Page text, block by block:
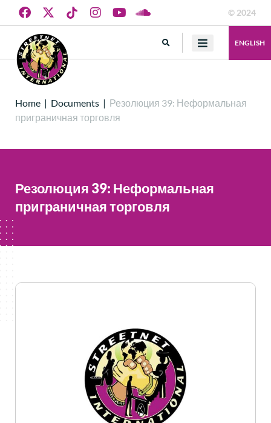
© 2024
ENGLISH
Home | Documents | Резолюция 39: Неформальная
приграничная торговля
Резолюция 39: Неформальная
приграничная торговля